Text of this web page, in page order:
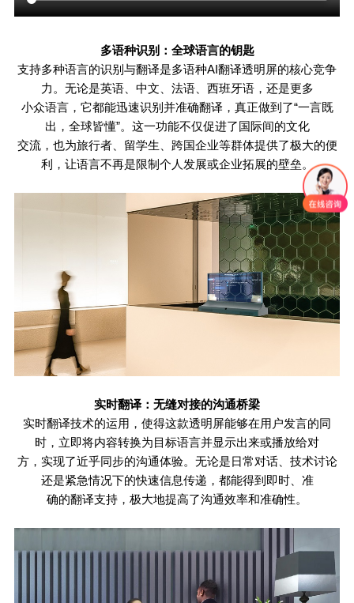
多语种识别：全球语言的钥匙
支持多种语言的识别与翻译是多语种AI翻译透明屏的核心竞争
力。无论是英语、中文、法语、西班牙语，还是更多
小众语言，它都能迅速识别并准确翻译，真正做到了“一言既
出，全球皆懂”。这一功能不仅促进了国际间的文化
交流，也为旅行者、留学生、跨国企业等群体提供了极大的便
利，让语言不再是限制个人发展或企业拓展的壁垒。
实时翻译：无缝对接的沟通桥梁
实时翻译技术的运用，使得这款透明屏能够在用户发言的同
时，立即将内容转换为目标语言并显示出来或播放给对
方，实现了近乎同步的沟通体验。无论是日常对话、技术讨论
还是紧急情况下的快速信息传递，都能得到即时、准
确的翻译支持，极大地提高了沟通效率和准确性。